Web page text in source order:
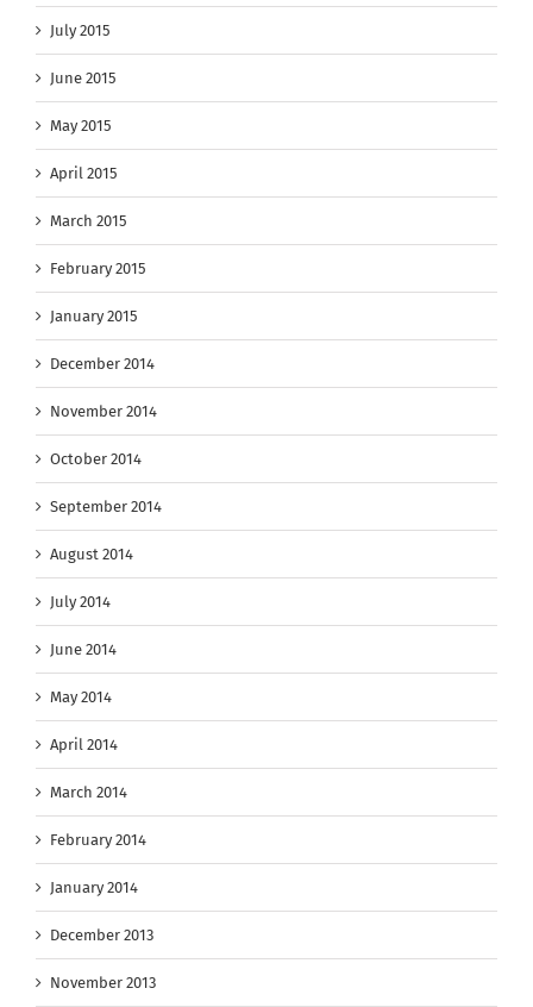
July 2015
June 2015
May 2015
April 2015
March 2015
February 2015
January 2015
December 2014
November 2014
October 2014
September 2014
August 2014
July 2014
June 2014
May 2014
April 2014
March 2014
February 2014
January 2014
December 2013
November 2013